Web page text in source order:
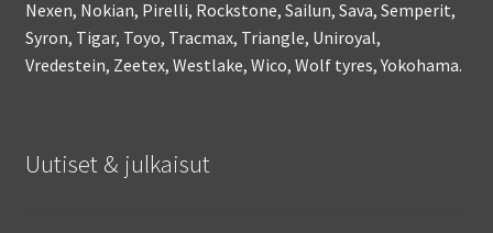
Nexen, Nokian, Pirelli, Rockstone, Sailun, Sava, Semperit,
Syron, Tigar, Toyo, Tracmax, Triangle, Uniroyal,
Vredestein, Zeetex, Westlake, Wico, Wolf tyres, Yokohama.
Uutiset & julkaisut